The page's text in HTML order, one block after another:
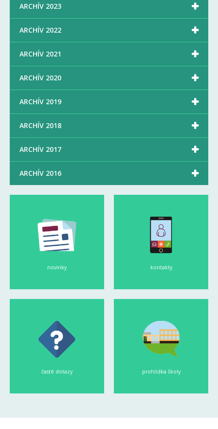
ARCHÍV 2023 
ARCHÍV 2022 
ARCHÍV 2021 
ARCHÍV 2020 
ARCHÍV 2019 
ARCHÍV 2018 
ARCHÍV 2017 
ARCHÍV 2016 
novinky kontakty
časté dotazy prohlídka školy